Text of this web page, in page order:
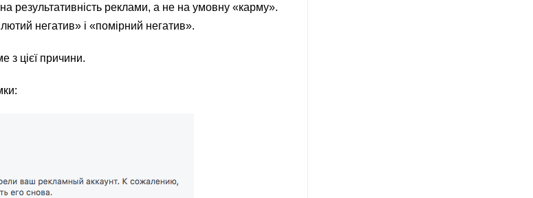
результативність реклами, а не на умовну «карму».
негатив» і «помірний негатив».
з цієї причини.